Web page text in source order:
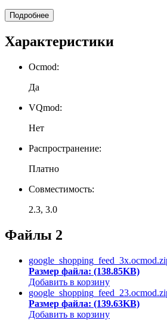
Подробнее
Характеристики
Ocmod:
Да
VQmod:
Нет
Распространение:
Платно
Совместимость:
2.3, 3.0
Файлы 2
Размер файла: (138.85KB)
Добавить в корзину
Размер файла: (139.63KB)
Добавить в корзину